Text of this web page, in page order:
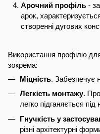
Арочний профіль -
арок,
створенні дугових
Використання профілю для
зокрема:
Міцність. Забезпечує
Легкість монтажу.
легко підганяється під
Гнучкість у
різні архітектурні